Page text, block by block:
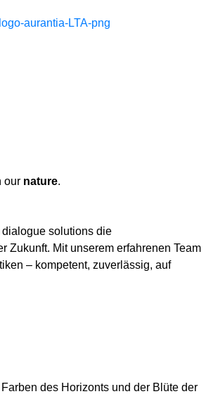
our nature.
solutions die
Zukunft. Mit unserem erfahrenen Team
– kompetent, zuverlässig, auf
des Horizonts und der Blüte der